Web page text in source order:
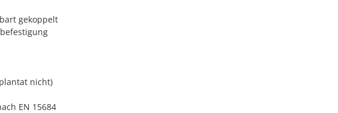
gekoppelt
nicht)
EN 15684